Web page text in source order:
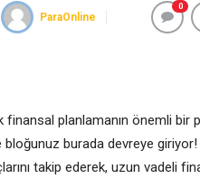
ParaOnline
0
finansal planlamanın önemli bir
burada devreye giriyor!
takip ederek, uzun vadeli